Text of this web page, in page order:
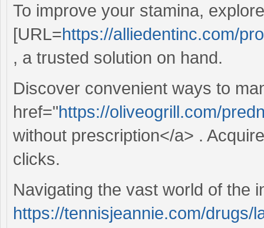
To improve your stamina,
[URL=https://alliedentinc.com/
, a trusted solution on hand.
Discover convenient ways to
href="https://oliveogrill.com/
without prescription</a> .
clicks.
Navigating the vast world of the
https://tennisjeannie.com/drugs/